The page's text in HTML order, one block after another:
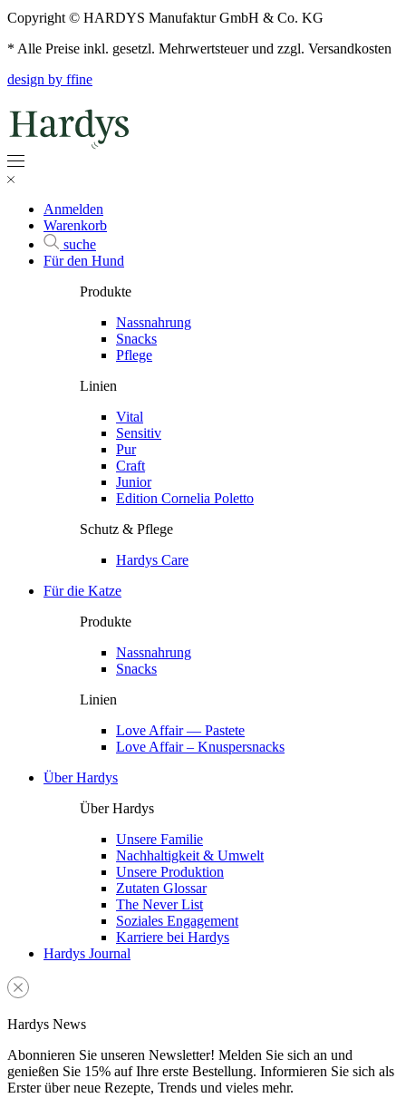
Copyright © HARDYS Manufaktur GmbH & Co. KG
* Alle Preise inkl. gesetzl. Mehrwertsteuer und zzgl. Versandkosten
design by ffine
Anmelden
Warenkorb
suche
Für den Hund
Produkte
Nassnahrung
Snacks
Pflege
Linien
Vital
Sensitiv
Pur
Craft
Junior
Edition Cornelia Poletto
Schutz & Pflege
Hardys Care
Für die Katze
Produkte
Nassnahrung
Snacks
Linien
Love Affair — Pastete
Love Affair – Knuspersnacks
Über Hardys
Über Hardys
Unsere Familie
Nachhaltigkeit & Umwelt
Unsere Produktion
Zutaten Glossar
The Never List
Soziales Engagement
Karriere bei Hardys
Hardys Journal
Hardys News
Abonnieren Sie unseren Newsletter! Melden Sie sich an und
genießen Sie 15% auf Ihre erste Bestellung. Informieren Sie sich als
Erster über neue Rezepte, Trends und vieles mehr.